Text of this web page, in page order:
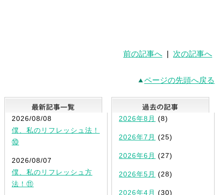
前の記事へ 次の記事へ
ページの先頭へ戻る
最新記事一覧
2026/08/08
僕、私のリフレッシュ法！
⑩
2026/08/07
僕、私のリフレッシュ方
法！⑪
2026年8月 (8)
2026年7月 (25)
2026年6月 (27)
2026年5月 (28)
2026年4月 (30)